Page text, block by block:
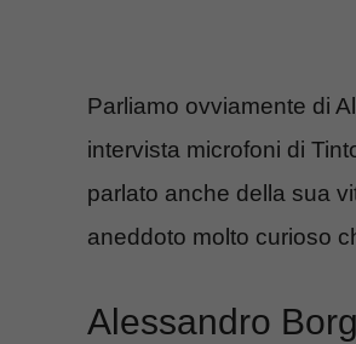
Parliamo ovviamente di
intervista microfoni di
parlato anche della sua
aneddoto molto curioso
Alessandro